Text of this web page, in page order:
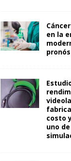
en la
costo
uno